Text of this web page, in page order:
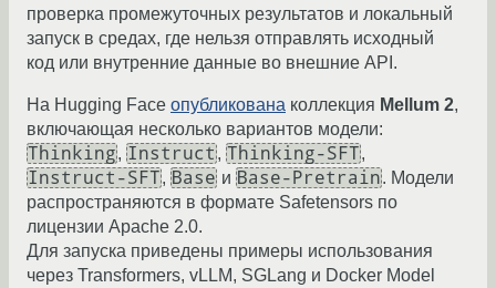
проверка промежуточных результатов и локальный
запуск в средах, где нельзя отправлять исходный
код или внутренние данные во внешние API.
На Hugging Face опубликована коллекция Mellum 2,
включающая несколько вариантов модели:
Thinking, Instruct , Thinking-SFT,
Instruct-SFT, Base и Base-Pretrain. Модели
распространяются в формате Safetensors по
лицензии Apache 2.0.
Для запуска приведены примеры использования
через Transformers, vLLM, SGLang и Docker Model